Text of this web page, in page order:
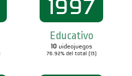
1997
Educativo
10 videojuegos
76.92% del total (13)